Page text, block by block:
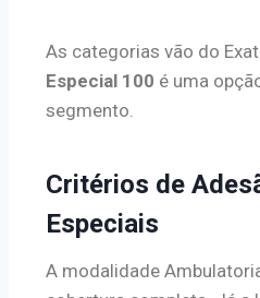
As categorias vão do
Especial 100 é uma
segmento.
Critérios de
Especiais
A modalidade